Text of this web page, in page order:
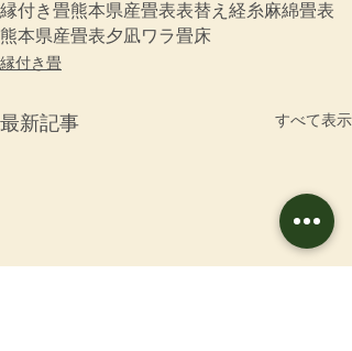
縁付き畳熊本県産畳表表替え経糸麻綿畳表
熊本県産畳表夕凪ワラ畳床
縁付き畳
最新記事 すべて表示